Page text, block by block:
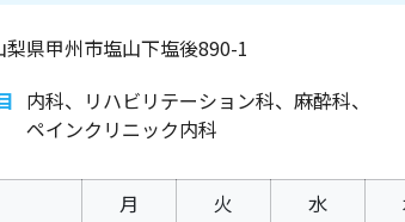
梨県甲州市塩山下塩後890-1
内科、リハビリテーション科、麻酔科、
ペインクリニック内科
月 火 水